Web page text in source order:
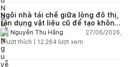
Ngôi nhà tái chế giữa lòng đô thị,
tận dụng vật liệu cũ để tạo không
gian sống linh hoạt
Nguyễn Thu Hằng
27/06/2026,
2lượt thích | 12.264 lượt xem